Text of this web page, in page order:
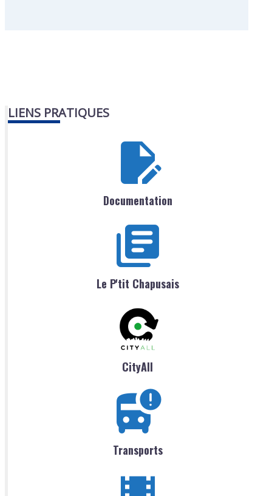
LIENS PRATIQUES
Documentation
Le P'tit Chapusais
CityAll
Transports